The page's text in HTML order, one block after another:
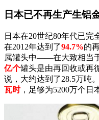
日本已不再生产生铝
日本在20世纪80年代已
在2012年达到了94.7%的
属罐头中——在大致相当
亿个罐头是由再回收或
说，大约达到了28.5万吨
瓦时，足够为5200万个日